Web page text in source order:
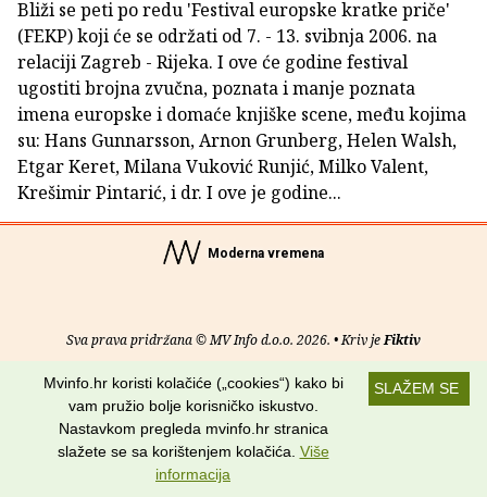
Bliži se peti po redu 'Festival europske kratke priče'
(FEKP) koji će se održati od 7. - 13. svibnja 2006. na
relaciji Zagreb - Rijeka. I ove će godine festival
ugostiti brojna zvučna, poznata i manje poznata
imena europske i domaće knjiške scene, među kojima
su: Hans Gunnarsson, Arnon Grunberg, Helen Walsh,
Etgar Keret, Milana Vuković Runjić, Milko Valent,
Krešimir Pintarić, i dr. I ove je godine...
Moderna vremena
Sva prava pridržana © MV Info d.o.o. 2026. • Kriv jeFiktiv
O nama• Pomoć•Uvjeti korištenja•RSS kanali
Potraži nas na:
SLAŽEM SE
Mvinfo.hr koristi kolačiće („cookies“) kako bi
vam pružio bolje korisničko iskustvo.
Nastavkom pregleda mvinfo.hr stranica
slažete se sa korištenjem kolačića. Više
informacija